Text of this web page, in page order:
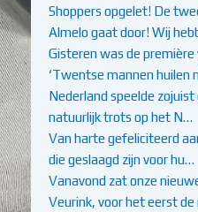
Shoppers opgelet! De
Almelo gaat door! Wij
Gisteren was de
‘Twentse mannen huilen
Nederland speelde
natuurlijk trots op het N…
Van harte gefeliciteerd
die geslaagd zijn voor hu…
Vanavond zat onze
Veurink, voor het eerst